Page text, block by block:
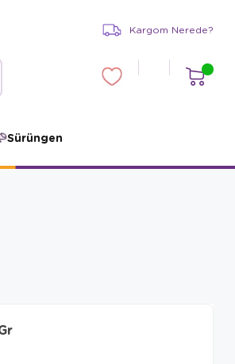
Kargom Nerede?
Sürüngen